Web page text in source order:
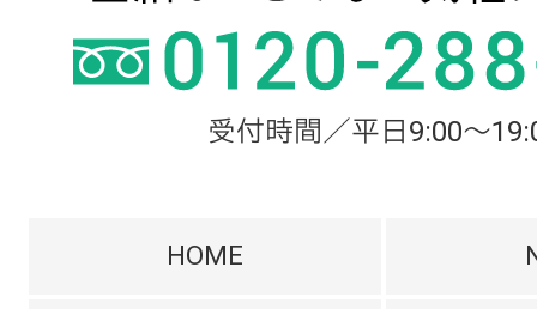
受付時間／平日9:00～
HOME